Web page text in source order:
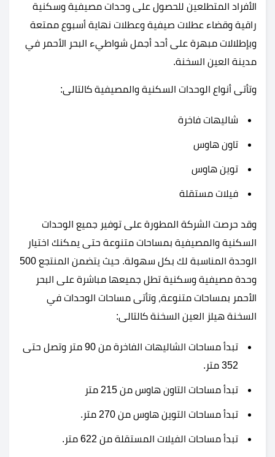
الأفراد المتطلعين للحصول على وحدات مصيفية وسكنية
راقية وقضاء عطلات صيفية وعطلات نهاية أسبوع ممتعة
وبإطلالات مبهرة على أحد أجمل شواطيء البحر الأحمر في
مدينة العين السخنة.
وتأتى أنواع الوحدات السكنية والمصيفية كالتالى:
شاليهات فاخرة
تاون هاوس
توين هاوس
فيلات مستقلة
وقد حرصت الشركة المطورة على توفير جميع الوحدات
السكنية والمصيفية بمساحات متنوعة حتى يمكنك اختيار
الوحدة المناسبة لك بكل سهولة. حيث يتضمن المنتجع 500
وحدة مصيفية وسكنية تطل جميعها مباشرة على البحر
الأحمر بمساحات متنوعة، وتأتى مساحات الوحدات في
السخنة هيلز العين السخنة كالتالى:
تبدأ مساحات الشاليهات الفاخرة من 90 متر وتصل حتى
352 متر.
تبدأ مساحات التاون هاوس من 215 متر
تبدأ مساحات التوين هاوس من 270 متر.
تبدأ مساحات الفيلات المستقلة من 622 متر.